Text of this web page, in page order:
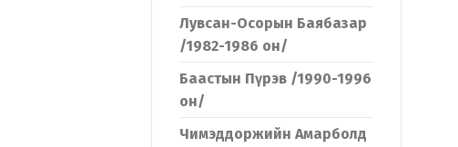
Лувсан-Осорын Баябазар
/1982-1986 он/
Баастын Пүрэв /1990-1996
он/
Чимэддоржийн Амарболд